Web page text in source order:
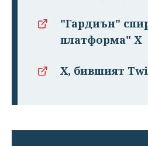
"Гардиън"
платформа" Х
X, бившият